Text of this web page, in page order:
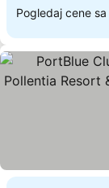
Pogledaj cene sa